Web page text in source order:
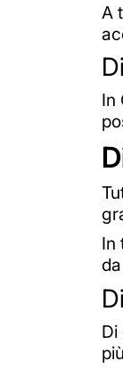
A
In
In
Di